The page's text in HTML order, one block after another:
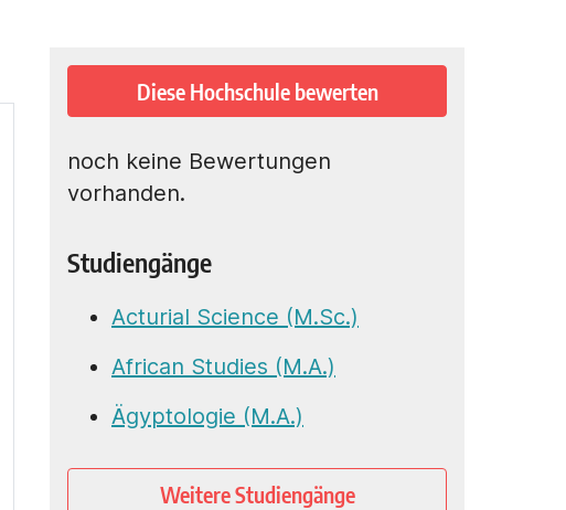
Diese Hochschule bewerten
noch keine Bewertungen
vorhanden.
Studiengänge
Acturial Science (M.Sc.)
African Studies (M.A.)
Ägyptologie (M.A.)
Weitere Studiengänge